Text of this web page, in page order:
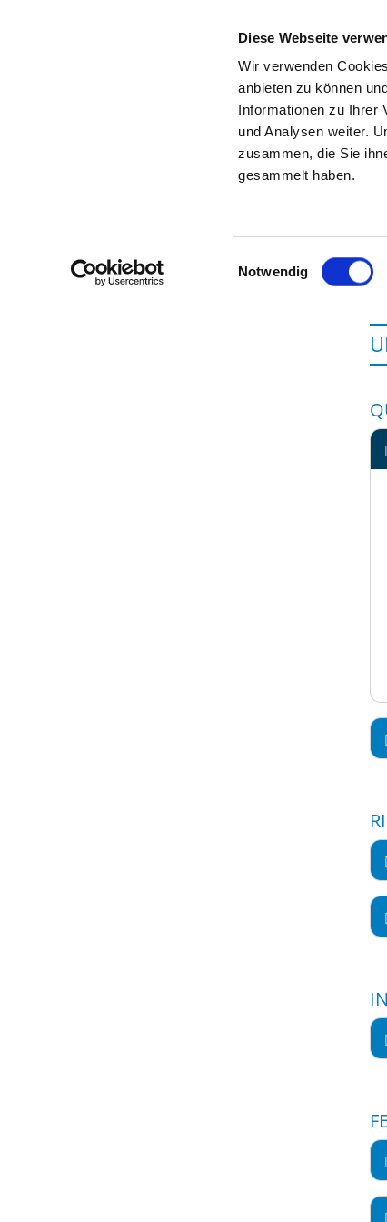
Diese Webseite
Wir verwenden
anbieten zu können
Informationen zu Ihrer
und Analysen weiter.
zusammen, die Sie
gesammelt haben.
Einwilligungsauswahl
Notwendig
Zur Krankenhaus-Startseite